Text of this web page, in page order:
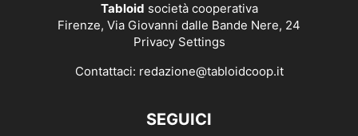
Tabloid società cooperativa
Firenze, Via Giovanni dalle Bande Nere, 24
Privacy Settings
Contattaci: redazione@tabloidcoop.it
SEGUICI